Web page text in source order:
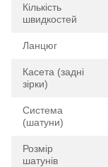
Кількість
швидкостей
Ланцюг
Касета (задні
зірки)
Система
(шатуни)
Розмір
шатунів